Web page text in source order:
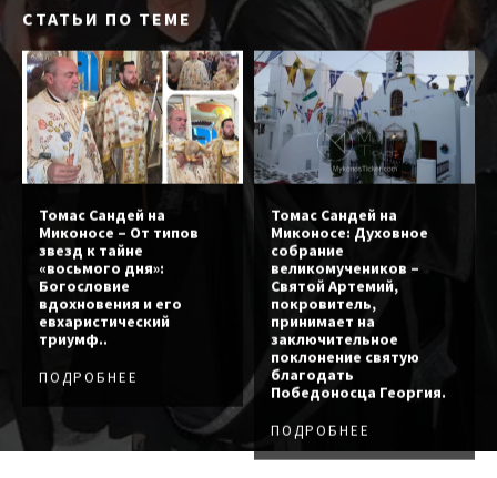
СТАТЬИ ПО ТЕМЕ
Томас Сандей на
Миконосе – От типов
звезд к тайне
«восьмого дня»:
Богословие
вдохновения и его
евхаристический
триумф..
ПОДРОБНЕЕ
Томас Сандей на
Миконосе: Духовное
собрание
великомучеников –
Святой Артемий,
покровитель,
принимает на
заключительное
поклонение святую
благодать
Победоносца Георгия.
ПОДРОБНЕЕ